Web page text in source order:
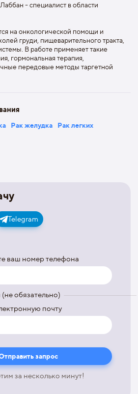
Telegram
ваш номер телефона
(не обязательно)
почту
за несколько минут!
- специалист в области
на онкологической помощи и
груди, пищеварительного тракта,
В работе применяет такие
гормональная терапия,
передовые методы таргетной
Рак желудка
Рак легких